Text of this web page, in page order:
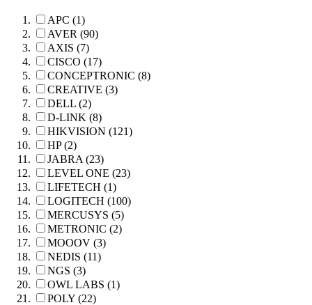
APC (1)
AVER (90)
AXIS (7)
CISCO (17)
CONCEPTRONIC (8)
CREATIVE (3)
DELL (2)
D-LINK (8)
HIKVISION (121)
HP (2)
JABRA (23)
LEVEL ONE (23)
LIFETECH (1)
LOGITECH (100)
MERCUSYS (5)
METRONIC (2)
MOOOV (3)
NEDIS (11)
NGS (3)
OWL LABS (1)
POLY (22)